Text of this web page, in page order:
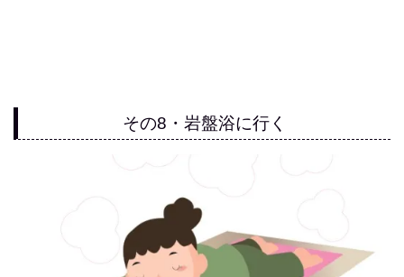
その8・岩盤浴に行く